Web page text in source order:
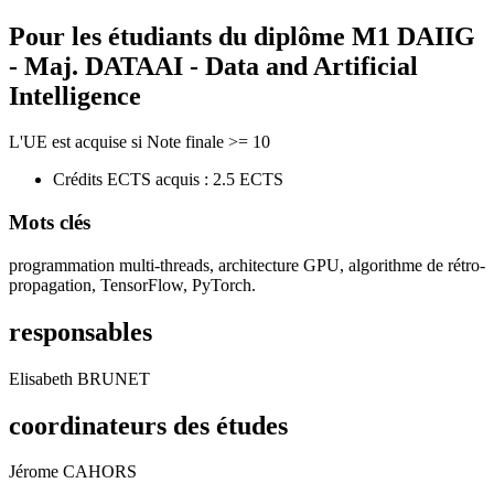
Pour les étudiants du diplôme M1 DAIIG
- Maj. DATAAI - Data and Artificial
Intelligence
L'UE est acquise si Note finale >= 10
Crédits ECTS acquis : 2.5 ECTS
Mots clés
programmation multi-threads, architecture GPU, algorithme de rétro-
propagation, TensorFlow, PyTorch.
responsables
Elisabeth BRUNET
coordinateurs des études
Jérome CAHORS